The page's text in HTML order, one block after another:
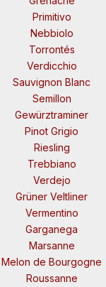
Primitivo
Nebbiolo
Torrontés
Verdicchio
Sauvignon Blanc
Semillon
Gewürztraminer
Pinot Grigio
Riesling
Trebbiano
Verdejo
Grüner Veltliner
Vermentino
Garganega
Marsanne
Melon de Bourgogne
Roussanne